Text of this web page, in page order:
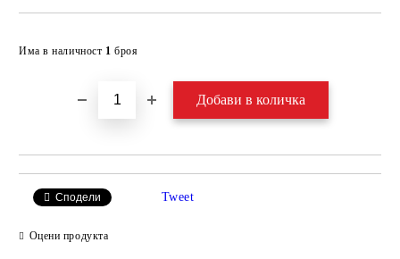
Има в наличност 1 броя
Сподели Tweet
Оцени продукта